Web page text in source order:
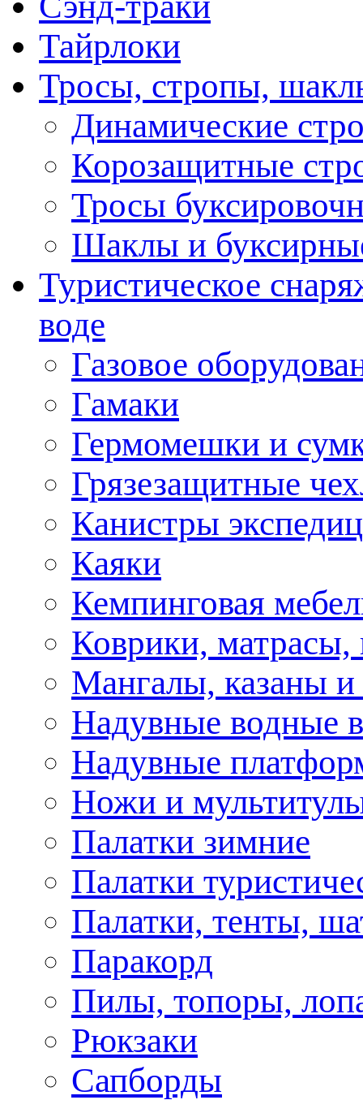
Тайрлоки
Тросы, стропы,
Динамические
Корозащитные
Тросы
Шаклы и
Туристическое
воде
Газовое
Гамаки
Гермомешки и
Грязезащитные
Канистры
Каяки
Кемпинговая
Коврики,
Мангалы, казаны и
Надувные водные
Надувные
Ножи и
Палатки зимние
Палатки
Палатки, тенты,
Паракорд
Пилы, топоры,
Рюкзаки
Сапборды